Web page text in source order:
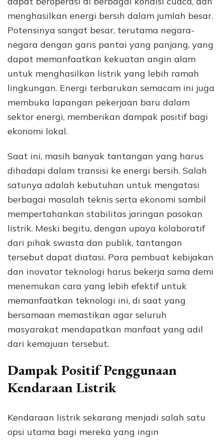
menghasilkan energi bersih dalam jumlah besar.
Potensinya sangat besar, terutama negara-
negara dengan garis pantai yang panjang, yang
dapat memanfaatkan kekuatan angin alam
untuk menghasilkan listrik yang lebih ramah
lingkungan. Energi terbarukan semacam ini juga
membuka lapangan pekerjaan baru dalam
sektor energi, memberikan dampak positif bagi
ekonomi lokal.
Saat ini, masih banyak tantangan yang harus
dihadapi dalam transisi ke energi bersih. Salah
satunya adalah kebutuhan untuk mengatasi
berbagai masalah teknis serta ekonomi sambil
mempertahankan stabilitas jaringan pasokan
listrik. Meski begitu, dengan upaya kolaboratif
dari pihak swasta dan publik, tantangan
tersebut dapat diatasi. Para pembuat kebijakan
dan inovator teknologi harus bekerja sama demi
menemukan cara yang lebih efektif untuk
memanfaatkan teknologi ini, di saat yang
bersamaan memastikan agar seluruh
masyarakat mendapatkan manfaat yang adil
dari kemajuan tersebut.
Dampak Positif Penggunaan
Kendaraan Listrik
Kendaraan listrik sekarang menjadi salah satu
opsi utama bagi mereka yang ingin